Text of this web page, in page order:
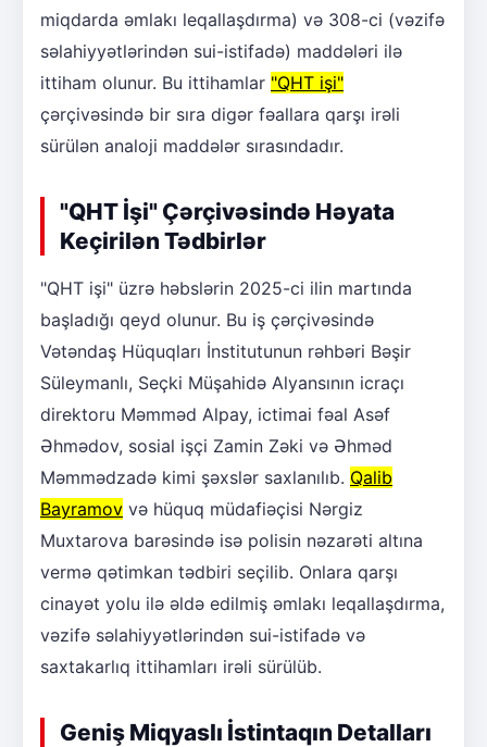
miqdarda əmlakı leqallaşdırma) və 308-ci (vəzifə
səlahiyyətlərindən sui-istifadə) maddələri ilə
ittiham olunur. Bu ittihamlar "QHT işi"
çərçivəsində bir sıra digər fəallara qarşı irəli
sürülən analoji maddələr sırasındadır.
"QHT İşi" Çərçivəsində Həyata
Keçirilən Tədbirlər
"QHT işi" üzrə həbslərin 2025-ci ilin martında
başladığı qeyd olunur. Bu iş çərçivəsində
Vətəndaş Hüquqları İnstitutunun rəhbəri Bəşir
Süleymanlı, Seçki Müşahidə Alyansının icraçı
direktoru Məmməd Alpay, ictimai fəal Asəf
Əhmədov, sosial işçi Zamin Zəki və Əhməd
Məmmədzadə kimi şəxslər saxlanılıb. Qalib
Bayramov və hüquq müdafiəçisi Nərgiz
Muxtarova barəsində isə polisin nəzarəti altına
vermə qətimkan tədbiri seçilib. Onlara qarşı
cinayət yolu ilə əldə edilmiş əmlakı leqallaşdırma,
vəzifə səlahiyyətlərindən sui-istifadə və
saxtakarlıq ittihamları irəli sürülüb.
Geniş Miqyaslı İstintaqın Detalları